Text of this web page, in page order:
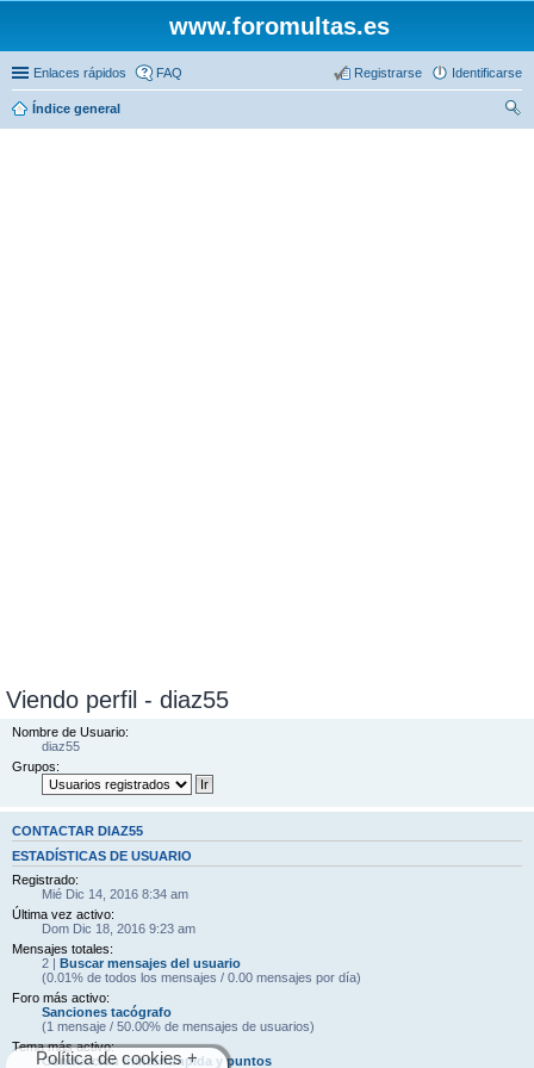
www.foromultas.es
Enlaces rápidos FAQ Identificarse
Registrarse
Índice general
Viendo perfil - diaz55
Nombre de Usuario:
diaz55
Grupos:
CONTACTAR DIAZ55
ESTADÍSTICAS DE USUARIO
Registrado:
Mié Dic 14, 2016 8:34 am
Última vez activo:
Dom Dic 18, 2016 9:23 am
Mensajes totales:
2 | Buscar mensajes del usuario
(0.01% de todos los mensajes / 0.00 mensajes por día)
Foro más activo:
Sanciones tacógrafo
(1 mensaje / 50.00% de mensajes de usuarios)
Tema más activo:
Conduccion Ininterrunpida y puntos
Política de cookies +